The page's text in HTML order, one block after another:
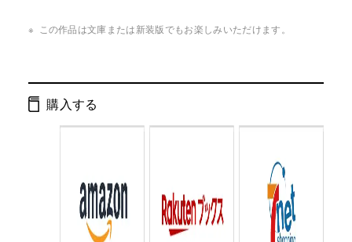
ISBN： 9784344013285
この作品は文庫または新装版でもお楽しみいただけます。
購入する